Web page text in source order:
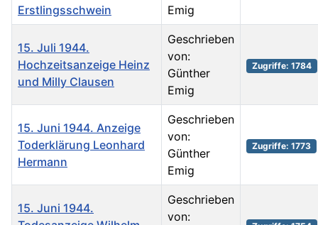
Erstlingsschwein
Emig
15. Juli 1944.
Hochzeitsanzeige Heinz
und Milly Clausen
Geschrieben
von:
Günther
Emig
Zugriffe: 1784
15. Juni 1944. Anzeige
Toderklärung Leonhard
Hermann
Geschrieben
von:
Günther
Emig
Zugriffe: 1773
15. Juni 1944.
Geschrieben
von: